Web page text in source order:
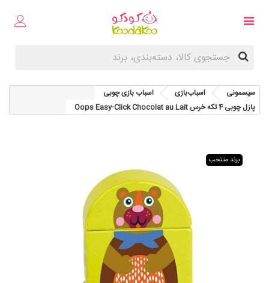
سیسمونی اسباب‌بازی
اسباب‌ بازی چوبی
پازل چوبی 4 تکه خرس Oops Easy-Click Chocolat au Lait
برند منتخب